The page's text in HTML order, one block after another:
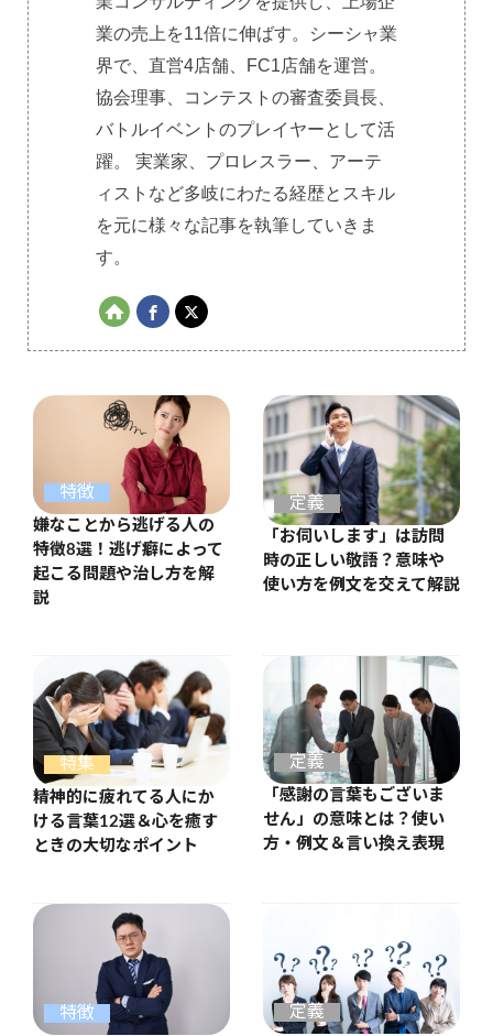
業の売上を11倍に伸ばす。シーシャ業
界で、直営4店舗、FC1店舗を運営。
協会理事、コンテストの審査委員長、
バトルイベントのプレイヤーとして活
躍。 実業家、プロレスラー、アーテ
ィストなど多岐にわたる経歴とスキル
を元に様々な記事を執筆していきま
す。
特徴
嫌なことから逃げる人の
特徴8選！逃げ癖によって
起こる問題や治し方を解
説
定義
「お伺いします」は訪問
時の正しい敬語？意味や
使い方を例文を交えて解説
特集
精神的に疲れてる人にか
ける言葉12選＆心を癒す
ときの大切なポイント
定義
「感謝の言葉もございま
せん」の意味とは？使い
方・例文＆言い換え表現
特徴 定義